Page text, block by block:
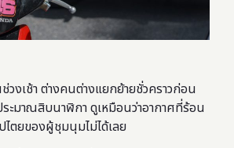
วงเช้า ต่างคนต่างแยกย้ายชั่วคราวก่อน
ะมาณสิบนาฬิกา ดูเหมือนว่าอากาศที่ร้อน
ไตยของผู้ชุมนุมไม่ได้เลย